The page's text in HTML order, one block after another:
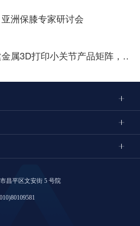
亚洲保膝专家研讨会
属3D打印小关节产品矩阵，…
昌平区文安街 5 号院